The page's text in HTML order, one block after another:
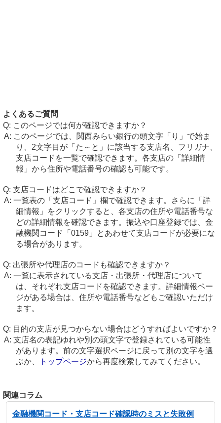
よくあるご質問
このページでは何が確認できますか？
このページでは、関西みらい銀行の頭文字「り」で始ま
り、2文字目が「た～と」に該当する支店名、フリガナ、
支店コードを一覧で確認できます。各支店の「詳細情
報」から住所や電話番号の確認も可能です。
支店コードはどこで確認できますか？
一覧表の「支店コード」欄で確認できます。さらに「詳
細情報」をクリックすると、各支店の住所や電話番号な
どの詳細情報を確認できます。振込や口座登録では、金
融機関コード「0159」とあわせて支店コードが必要にな
る場合があります。
出張所や代理店のコードも確認できますか？
一覧に表示されている支店・出張所・代理店について
は、それぞれ支店コードを確認できます。詳細情報ペー
ジがある場合は、住所や電話番号などもご確認いただけ
ます。
目的の支店が見つからない場合はどうすればよいですか？
支店名の表記ゆれや別の頭文字で登録されている可能性
があります。前の文字選択ページに戻って別の文字を選
ぶか、
トップページから再度検索してみてください。
関連コラム
金融機関コード・支店コード確認時のミスと失敗例